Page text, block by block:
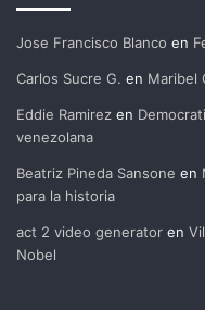
Jose Francisco Blanco en
Carlos Sucre G. en Maribel
Eddie Ramirez en
venezolana
Beatriz Pineda Sansone en
para la historia
act 2 video generator en
Nobel